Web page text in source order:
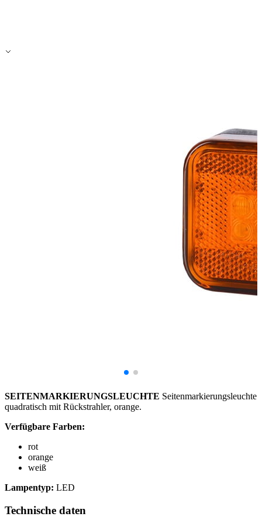
SEITENMARKIERUNGSLEUCHTE Seitenmarkierungsleuchte
quadratisch mit Rückstrahler, orange.
Verfügbare Farben:
rot
orange
weiß
Lampentyp: LED
Technische daten